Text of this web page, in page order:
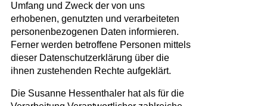
Umfang und Zweck der von uns
erhobenen, genutzten und verarbeiteten
personenbezogenen Daten informieren.
Ferner werden betroffene Personen mittels
dieser Datenschutzerklärung über die
ihnen zustehenden Rechte aufgeklärt.
Die Susanne Hessenthaler hat als für die